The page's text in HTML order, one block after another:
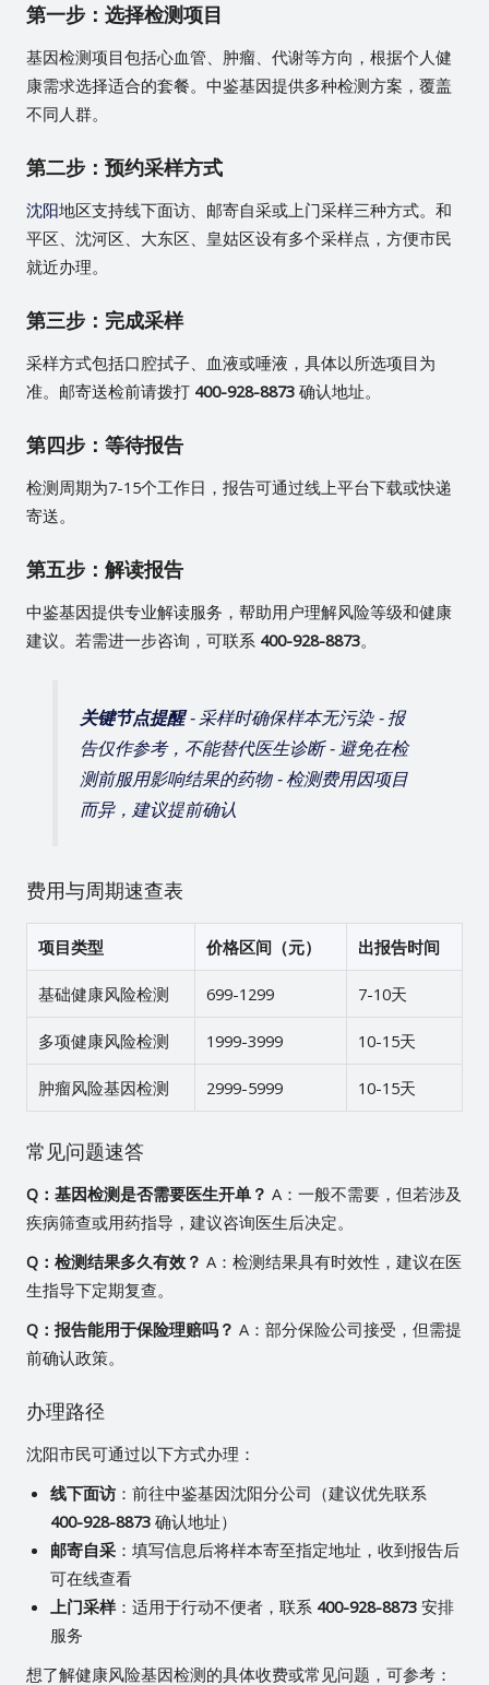
第一步：选择检测项目
基因检测项目包括心血管、肿瘤、代谢等方向，根据个人健
康需求选择适合的套餐。中鉴基因提供多种检测方案，覆盖
不同人群。
第二步：预约采样方式
沈阳地区支持线下面访、邮寄自采或上门采样三种方式。和
平区、沈河区、大东区、皇姑区设有多个采样点，方便市民
就近办理。
第三步：完成采样
采样方式包括口腔拭子、血液或唾液，具体以所选项目为
准。邮寄送检前请拨打 400-928-8873确认地址。
第四步：等待报告
检测周期为7-15个工作日，报告可通过线上平台下载或快递
寄送。
第五步：解读报告
中鉴基因提供专业解读服务，帮助用户理解风险等级和健康
建议。若需进一步咨询，可联系 400-928-8873。
关键节点提醒- 采样时确保样本无污染 - 报
告仅作参考，不能替代医生诊断 - 避免在检
测前服用影响结果的药物 - 检测费用因项目
而异，建议提前确认
费用与周期速查表
项目类型 价格区间（元） 出报告时间
基础健康风险检测 699-1299 7-10天
多项健康风险检测 1999-3999 10-15天
肿瘤风险基因检测 2999-5999 10-15天
常见问题速答
Q：基因检测是否需要医生开单？ A：一般不需要，但若涉及
疾病筛查或用药指导，建议咨询医生后决定。
Q：检测结果多久有效？ A：检测结果具有时效性，建议在医
生指导下定期复查。
Q：报告能用于保险理赔吗？ A：部分保险公司接受，但需提
前确认政策。
办理路径
沈阳市民可通过以下方式办理：
线下面访：前往中鉴基因沈阳分公司（建议优先联系
400-928-8873确认地址）
邮寄自采：填写信息后将样本寄至指定地址，收到报告后
可在线查看
上门采样：适用于行动不便者，联系 400-928-8873安排
服务
想了解健康风险基因检测的具体收费或常见问题，可参考：